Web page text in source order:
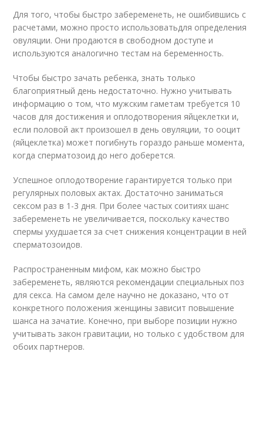
Для того, чтобы быстро забеременеть, не ошибившись с
расчетами, можно просто использоватьдля определения
овуляции. Они продаются в свободном доступе и
используются аналогично тестам на беременность.
Чтобы быстро зачать ребенка, знать только
благоприятный день недостаточно. Нужно учитывать
информацию о том, что мужским гаметам требуется 10
часов для достижения и оплодотворения яйцеклетки и,
если половой акт произошел в день овуляции, то ооцит
(яйцеклетка) может погибнуть гораздо раньше момента,
когда сперматозоид до него доберется.
Успешное оплодотворение гарантируется только при
регулярных половых актах. Достаточно заниматься
сексом раз в 1-3 дня. При более частых соитиях шанс
забеременеть не увеличивается, поскольку качество
спермы ухудшается за счет снижения концентрации в ней
сперматозоидов.
Распространенным мифом, как можно быстро
забеременеть, являются рекомендации специальных поз
для секса. На самом деле научно не доказано, что от
конкретного положения женщины зависит повышение
шанса на зачатие. Конечно, при выборе позиции нужно
учитывать закон гравитации, но только с удобством для
обоих партнеров.